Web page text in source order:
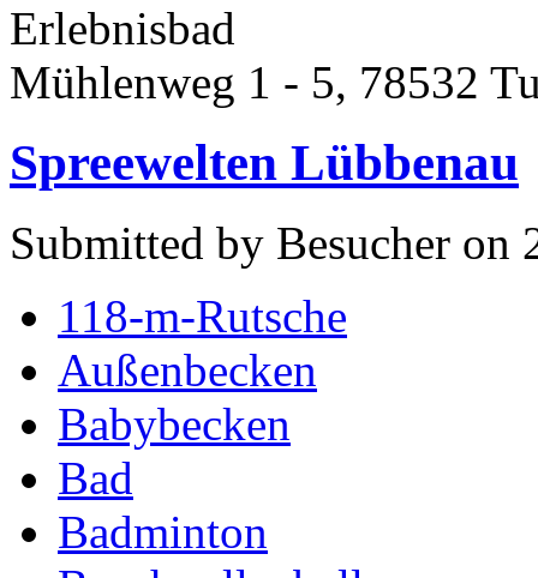
Erlebnisbad
Mühlenweg 1 - 5, 78532
Spreewelten Lübbenau
Submitted by Besucher on
118-m-Rutsche
Außenbecken
Babybecken
Bad
Badminton